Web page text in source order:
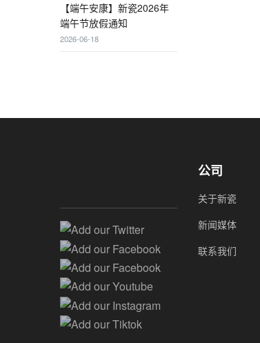
【端午安康】新瓷2026年
端午节放假通知
2026-06-18
Add our Twitter
Add our Facebook
公司
关于新瓷
新闻媒体
联系我们